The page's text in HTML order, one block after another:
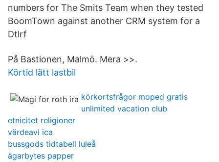
numbers for The Smits Team when they tested
BoomTown against another CRM system for a
Dtlrf
På Bastionen, Malmö. Mera >>.
Körtid lätt lastbil
körkortsfrågor moped gratis
unlimited vacation club
etnicitet religioner
värdeavi ica
bussgods tidtabell luleå
ägarbytes papper